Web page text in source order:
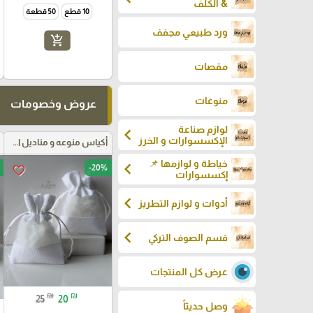
& الكلف
ورد طبيعي مجفف
مقصات
منوعات
لوازم صناعة
الإكسسوارات و الخرز
chevron_left
خياطة و لوازمها 📌
إكسسوارات
chevron_left
أدوات و لوازم التطريزchevron_left
قسم الصوف التركي chevron_left
عرض كل المنتجات
وصل حديثاً
10 قطع 50 قطعة
add_shopping_cart
عروض وخصومات
أكياس منوعه و مناديل اعراس
favorite_border -20%
25 ₪ 20 ₪